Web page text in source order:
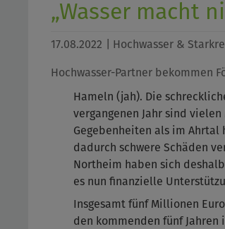
„Wasser macht
17.08.2022 | Hochwasser &
Hochwasser-Partner bekommen
Hameln (jah). Die
vergangenen Jahr sind
Gegebenheiten als im Ahrtal
dadurch schwere Schäden
Northeim haben sich
es nun finanzielle
Insgesamt fünf Millionen
den kommenden fünf